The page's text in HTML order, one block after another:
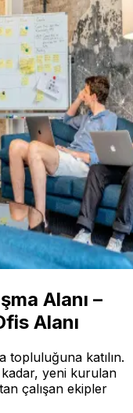
Alanı –
Alanı
topluluğuna katılın.
kadar, yeni kurulan
çalışan ekipler